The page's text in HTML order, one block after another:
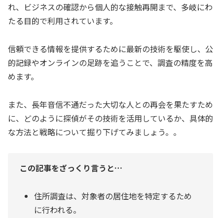
れ、ビジネスの確認から個人的な接触再開まで、多岐にわ
たる目的で利用されています。
信頼できる情報を提供するために最新の技術を駆使し、公
的記録やオンラインの足跡を追うことで、調査の精度を高
めます。
また、長年音信不通だった大切な人との再会を果たすため
に、どのように探偵がその技術を活用しているか、具体的
な方法と戦略について掘り下げてみましょう。。
この記事をざっくり言うと…
住所調査は、対象者の居住地を特定するため
に行われる。